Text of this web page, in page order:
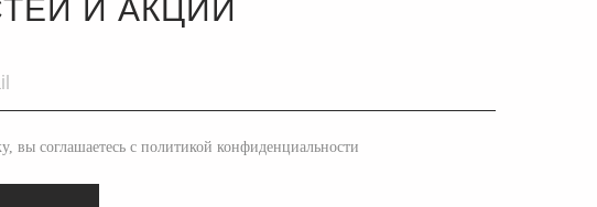
И АКЦИЙ
вы соглашаетесь с политикой конфиденциальности